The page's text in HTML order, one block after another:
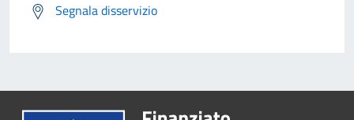
Segnala disservizio